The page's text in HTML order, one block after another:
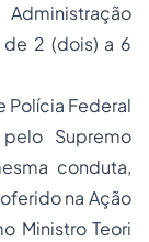
2 (dois) a 6
Polícia Federal
Supremo
conduta,
na Ação
Ministro Teori